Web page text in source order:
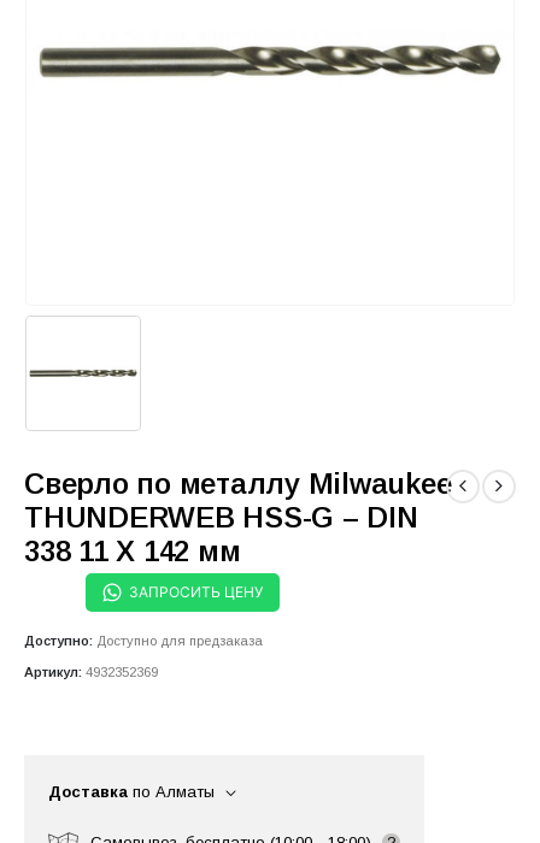
Сверло по металлу Milwaukee
THUNDERWEB HSS-G – DIN
338 11 X 142 мм
ЗАПРОСИТЬ ЦЕНУ
Доступно: Доступно для предзаказа
Артикул: 4932352369
Доставка по Алматы